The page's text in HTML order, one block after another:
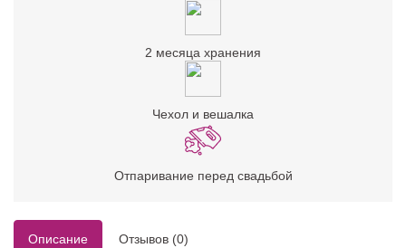
2 месяца хранения
Чехол и вешалка
Отпаривание перед свадьбой
Описание Отзывов (0)